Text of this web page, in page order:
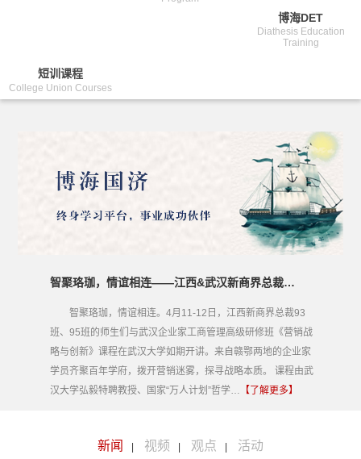
博海DET
Diathesis Education
Training
短训课程
College Union Courses
智聚珞珈，情谊相连——江西&武汉新商界总裁班《营销战略与创新》联谊课程圆满举行
智聚珞珈，情谊相连。4月11-12日，江西新商界总裁93
班、95班的师生们与武汉企业家工商管理高级研修班《营销战
略与创新》课程在武汉大学如期开讲。来自赣鄂两地的企业家
学员齐聚百年学府，拨开营销迷雾，探寻战略本质。 课程由武
汉大学弘毅特聘教授、国家“万人计划”哲学…
【了解更多】
新闻 视频 观点 活动